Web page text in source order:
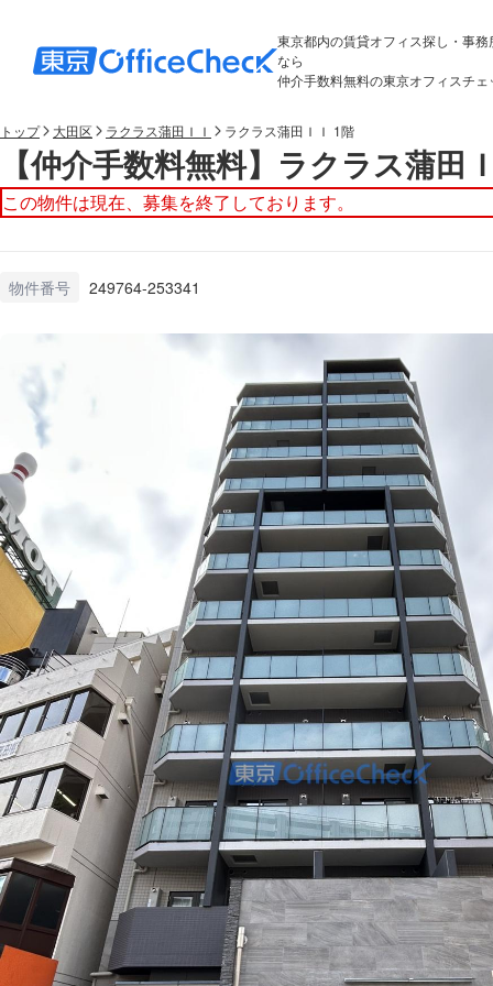
東京都内の賃貸オフィス探し・事務
なら
仲介手数料無料の東京オフィスチェ
トップ 大田区 ラクラス蒲田ＩＩ ラクラス蒲田ＩＩ 1階
【仲介手数料無料】ラクラス蒲田
この物件は現在、募集を終了しております。
物件番号 249764-253341